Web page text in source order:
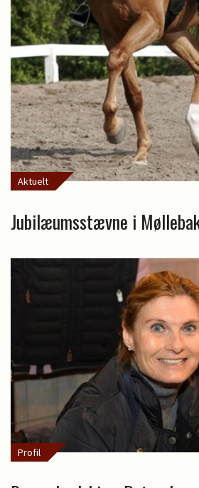
Aktuelt
Jubilæumsstævne i
Profil